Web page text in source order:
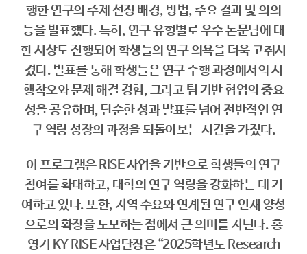
행한 연구의 주제 선정 배경, 방법, 주요 결과 및 의의
등을 발표했다. 특히, 연구 유형별로 우수 논문팀에 대
한 시상도 진행되어 학생들의 연구 의욕을 더욱 고취시
켰다. 발표를 통해 학생들은 연구 수행 과정에서의 시
행착오와 문제 해결 경험, 그리고 팀 기반 협업의 중요
성을 공유하며, 단순한 성과 발표를 넘어 전반적인 연
구 역량 성장의 과정을 되돌아보는 시간을 가졌다.
이 프로그램은 RISE 사업을 기반으로 학생들의 연구
참여를 확대하고, 대학의 연구 역량을 강화하는 데 기
여하고 있다. 또한, 지역 수요와 연계된 연구 인재 양성
으로의 확장을 도모하는 점에서 큰 의미를 지닌다. 홍
영기 KY RISE 사업단장은 “2025학년도 Research